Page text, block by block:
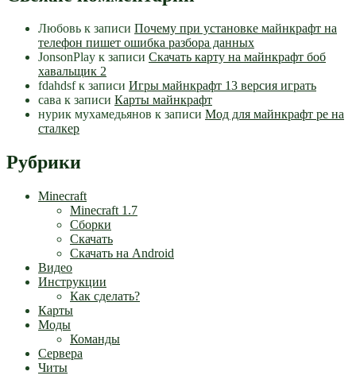
Любовь к записи Почему при установке майнкрафт на
телефон пишет ошибка разбора данных
JonsonPlay к записи Скачать карту на майнкрафт боб
хавальщик 2
fdahdsfк записи Игры майнкрафт 13 версия играть
сава к записи Карты майнкрафт
нурик мухамедьянов к записи Мод для майнкрафт pe на
сталкер
Рубрики
Minecraft
Minecraft 1.7
Сборки
Скачать
Скачать на Android
Видео
Инструкции
Как сделать?
Карты
Моды
Команды
Сервера
Читы